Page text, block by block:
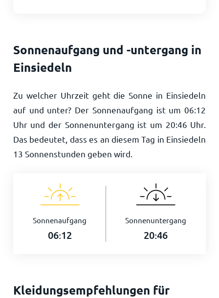
Sonnenaufgang und -untergang in
Einsiedeln
Zu welcher Uhrzeit geht die Sonne in Einsiedeln
auf und unter? Der Sonnenaufgang ist um06:12
Uhr und der Sonnenuntergang ist um 20:46 Uhr.
Das bedeutet, dass es an diesem Tag in Einsiedeln
13 Sonnenstunden geben wird.
Sonnenaufgang
06:12
Sonnenuntergang
20:46
Kleidungsempfehlungen für